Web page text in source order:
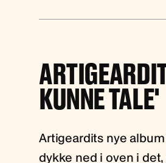
KUNNE TALE'
Artigeardits nye
dykke ned i oven i det,